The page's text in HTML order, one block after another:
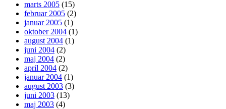
marts 2005 (15)
februar 2005 (2)
januar 2005 (1)
oktober 2004 (1)
august 2004 (1)
juni 2004 (2)
maj 2004 (2)
april 2004 (2)
januar 2004 (1)
august 2003 (3)
juni 2003 (13)
maj 2003 (4)